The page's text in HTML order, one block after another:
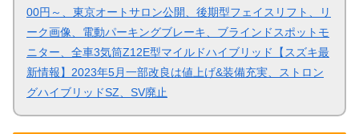
00円～、東京オートサロン公開、後期型フェイスリフト、リ
ーク画像、電動パーキングブレーキ、ブラインドスポットモ
ニター、全車3気筒Z12E型マイルドハイブリッド【スズキ最
新情報】2023年5月一部改良は値上げ&装備充実、ストロン
グハイブリッドSZ、SV廃止